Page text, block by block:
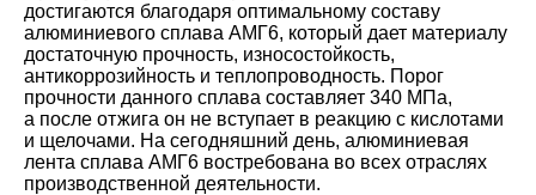
достигаются благодаря оптимальному составу
алюминиевого сплава АМГ6, который дает материалу
достаточную прочность, износостойкость,
антикоррозийность и теплопроводность. Порог
прочности данного сплава составляет 340 МПа,
а после отжига он не вступает в реакцию с кислотами
и щелочами. На сегодняшний день, алюминиевая
лента сплава АМГ6 востребована во всех отраслях
производственной деятельности.